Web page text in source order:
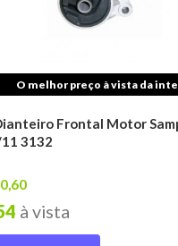
O melhor preço à vista da
Frontal Motor
3132
à vista